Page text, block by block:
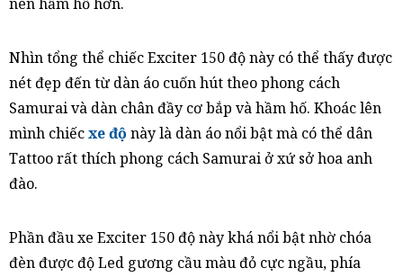
Nhìn tổng thể chiếc Exciter 150 độ này có thể thấy được
nét đẹp đến từ dàn áo cuốn hút theo phong cách
Samurai và dàn chân đầy cơ bắp và hầm hố. Khoác lên
mình chiếcxe độ này là dàn áo nổi bật mà có thể dân
Tattoo rất thích phong cách Samurai ở xứ sở hoa anh
đào.
Phần đầu xe Exciter 150 độ này khá nổi bật nhờ chóa
đèn được độ Led gương cầu màu đỏ cực ngầu, phía